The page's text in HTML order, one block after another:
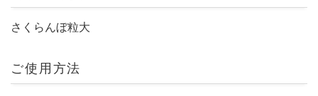
さくらんぼ粒大
ご使用方法